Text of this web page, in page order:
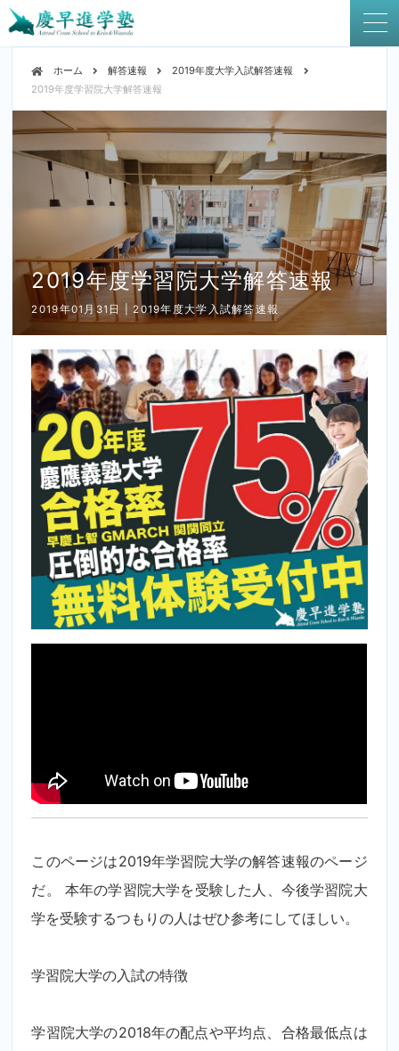
ホーム 解答速報
2019年度大学入試解答速報
2019年度学習院大学解答速報
2019年度学習院大学解答速報
2019年01月31日 | 2019年度大学入試解答速報
このページは2019年学習院大学の解答速報のページ
だ。 本年の学習院大学を受験した人、今後学習院大
学を受験するつもりの人はぜひ参考にしてほしい。
学習院大学の入試の特徴
学習院大学の2018年の配点や平均点、合格最低点は